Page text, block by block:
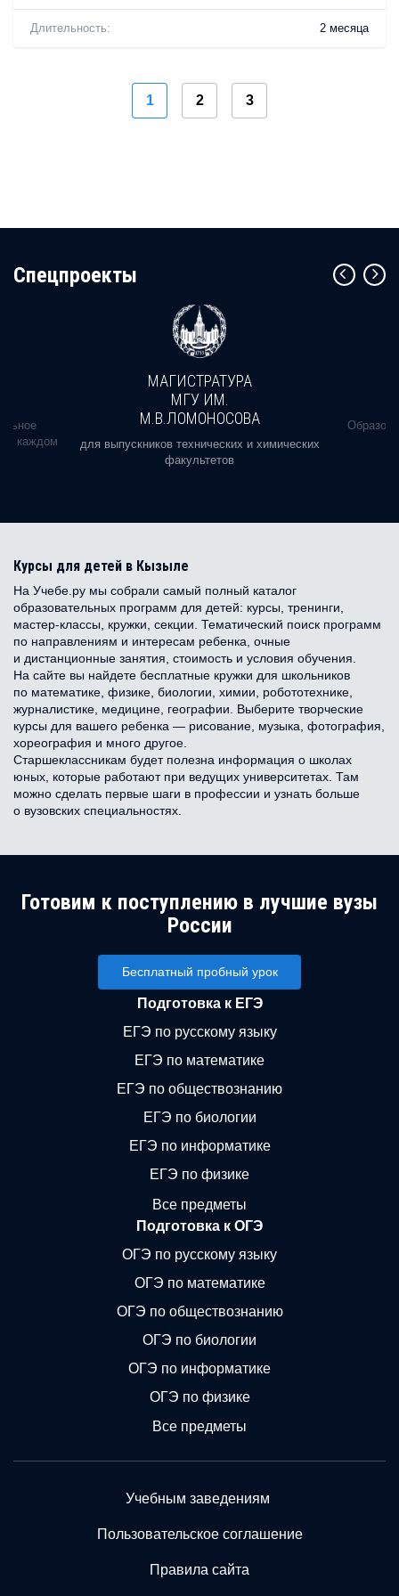
Длительность: 2 месяца
1 2 3
Cпецпроекты
в каждом
МАГИСТРАТУРА
МГУ ИМ.
М.В.ЛОМОНОСОВА
для выпускников технических и химических
факультетов
Курсы для детей в Кызыле
На Учебе.ру мы собрали самый полный каталог
образовательных программ для детей: курсы, тренинги,
мастер-классы, кружки, секции. Тематический поиск программ
по направлениям и интересам ребенка, очные
и дистанционные занятия, стоимость и условия обучения.
На сайте вы найдете бесплатные кружки для школьников
по математике, физике, биологии, химии, робототехнике,
журналистике, медицине, географии. Выберите творческие
курсы для вашего ребенка — рисование, музыка, фотография,
хореография и много другое.
Старшеклассникам будет полезна информация о школах
юных, которые работают при ведущих университетах. Там
можно сделать первые шаги в профессии и узнать больше
о вузовских специальностях.
Готовим к поступлению в лучшие вузы
России
Бесплатный пробный урок
Подготовка к ЕГЭ
ЕГЭ по русскому языку
ЕГЭ по математике
ЕГЭ по обществознанию
ЕГЭ по биологии
ЕГЭ по информатике
ЕГЭ по физике
Все предметы
Подготовка к ОГЭ
ОГЭ по русскому языку
ОГЭ по математике
ОГЭ по обществознанию
ОГЭ по биологии
ОГЭ по информатике
ОГЭ по физике
Все предметы
Учебным заведениям
Пользовательское соглашение
Правила сайта